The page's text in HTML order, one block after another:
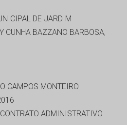
DE JARDIM
CUNHA BAZZANO BARBOSA,
CAMPOS MONTEIRO
ADMINISTRATIVO